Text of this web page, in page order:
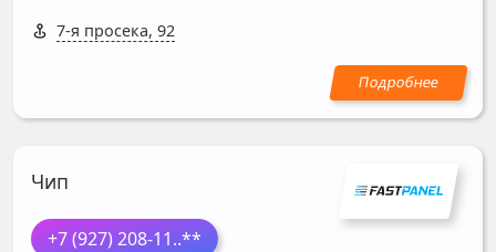
7-я просека, 92
Чип
+7 (927) 208-11..**